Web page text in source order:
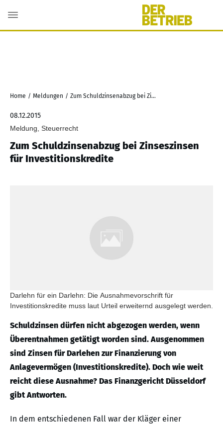
Home / Meldungen / Zum Schuldzinsenabzug bei Zinseszinsen für Investitionskredite
08.12.2015
Meldung, Steuerrecht
Zum Schuldzinsenabzug bei Zinseszinsen
für Investitionskredite
Darlehn für ein Darlehn: Die Ausnahmevorschrift für
Investitionskredite muss laut Urteil erweiternd ausgelegt werden.
Schuldzinsen dürfen nicht abgezogen werden, wenn
Überentnahmen getätigt worden sind. Ausgenommen
sind Zinsen für Darlehen zur Finanzierung von
Anlagevermögen (Investitionskredite). Doch wie weit
reicht diese Ausnahme? Das Finanzgericht Düsseldorf
gibt Antworten.
In dem entschiedenen Fall war der Kläger einer